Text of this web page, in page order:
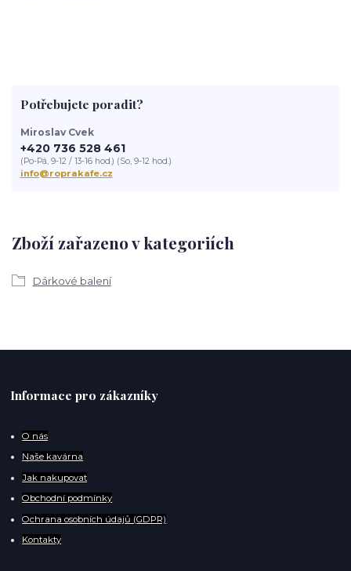
Zboží zařazeno v kategoriích
Dárkové balení
Potřebujete poradit?
Miroslav Cvek
+420 736 528 461
(Po-Pá, 9-12 / 13-16 hod.) (So, 9-12 hod.)
info@roprakafe.cz
Informace pro zákazníky
O nás
Naše kavárna
Jak nakupovat
Obchodní podmínky
Ochrana osobních údajů (GDPR)
Kontakty